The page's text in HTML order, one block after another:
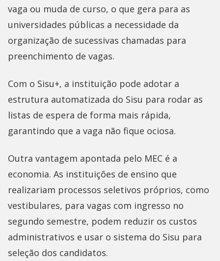
vaga ou muda de curso, o que gera para as
universidades públicas a necessidade da
organização de sucessivas chamadas para
preenchimento de vagas.
Com o Sisu+, a instituição pode adotar a
estrutura automatizada do Sisu para rodar as
listas de espera de forma mais rápida,
garantindo que a vaga não fique ociosa.
Outra vantagem apontada pelo MEC é a
economia. As instituições de ensino que
realizariam processos seletivos próprios, como
vestibulares, para vagas com ingresso no
segundo semestre, podem reduzir os custos
administrativos e usar o sistema do Sisu para
seleção dos candidatos.